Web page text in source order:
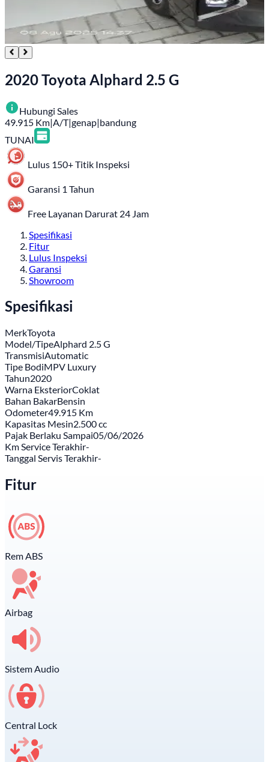
2020 Toyota Alphard 2.5 G
Hubungi Sales
49.915 Km|A/T|genap|bandung
TUNAI
Lulus 150+ Titik Inspeksi
Garansi 1 Tahun
Free Layanan Darurat 24 Jam
Spesifikasi
Fitur
Lulus Inspeksi
Garansi
Showroom
Spesifikasi
MerkToyota
Model/TipeAlphard 2.5 G
TransmisiAutomatic
Tipe BodiMPV Luxury
Tahun2020
Warna EksteriorCoklat
Bahan BakarBensin
Odometer49.915 Km
Kapasitas Mesin2.500 cc
Pajak Berlaku Sampai05/06/2026
Km Service Terakhir-
Tanggal Servis Terakhir-
Fitur
Rem ABS
Airbag
Sistem Audio
Central Lock